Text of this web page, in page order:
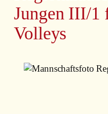
Jungen III/1
Volleys